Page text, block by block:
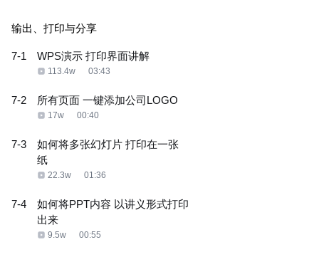
输出、打印与分享
7-1 WPS演示 打印界面讲解
113.4w 03:43
7-2 所有页面 一键添加公司LOGO
17w 00:40
7-3
如何将多张幻灯片 打印在一张
纸
22.3w 01:36
7-4
如何将PPT内容 以讲义形式打印
出来
9.5w 00:55